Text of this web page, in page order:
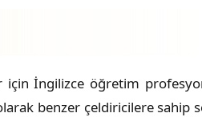
için İngilizce öğretim
benzer çeldiricilere sahip